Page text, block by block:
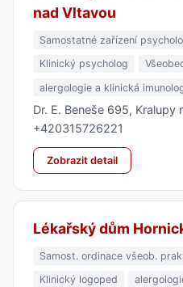
nad Vltavou
Samostatné zařízení
Klinický psycholog
alergologie a klinická
Dr. E. Beneše 695, Kralupy
+420315726221
Zobrazit detail
Lékařský dům
Samost. ordinace všeob.
Klinický logoped